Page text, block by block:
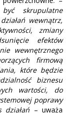
skrupulatne
wewnątrz,
zmiany
efektów
wewnętrznego
firmową
które będzie
biznesu
wartości, do
poprawy
działań – uważa